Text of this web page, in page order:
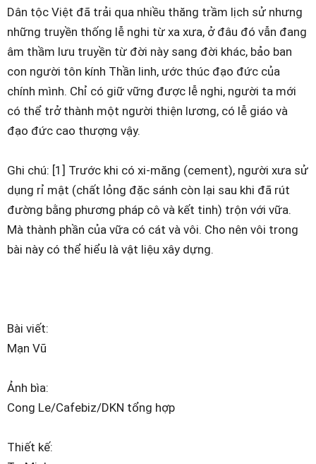
Dân tộc Việt đã trải qua nhiều thăng trầm lịch sử nhưng
những truyền thống lễ nghi từ xa xưa, ở đâu đó vẫn đang
âm thầm lưu truyền từ đời này sang đời khác, bảo ban
con người tôn kính Thần linh, ước thúc đạo đức của
chính mình. Chỉ có giữ vững được lễ nghi, người ta mới
có thể trở thành một người thiện lương, có lễ giáo và
đạo đức cao thượng vậy.
Ghi chú: [1] Trước khi có xi-măng (cement), người xưa sử
dụng rỉ mật (chất lỏng đặc sánh còn lại sau khi đã rút
đường bằng phương pháp cô và kết tinh) trộn với vữa.
Mà thành phần của vữa có cát và vôi. Cho nên vôi trong
bài này có thể hiểu là vật liệu xây dựng.
Bài viết:
Mạn Vũ
Ảnh bìa:
Cong Le/Cafebiz/DKN tổng hợp
Thiết kế: